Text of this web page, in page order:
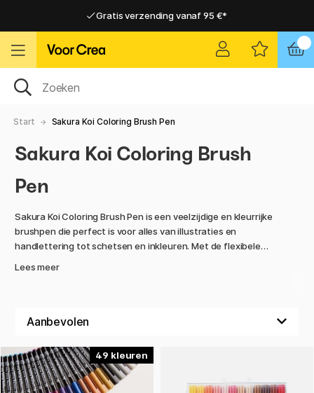
Gratis verzending vanaf 95 €*
Gratis verzending vanaf 95 €*
Start Sakura Koi Coloring Brush Pen
Sakura Koi Coloring Brush
Pen
Sakura Koi Coloring Brush Pen is een veelzijdige en kleurrijke
brushpen die perfect is voor alles van illustraties en
handlettering tot schetsen en inkleuren. Met de flexibele
De kleuren zijn op waterbasis en kunnen met elkaar worden
overgangen en aquarelachtige effecten te creëren. Dit
maakt ze een populaire keuze onder kunstenaars,
illustratoren, ontwerpers en hobbyisten wereldwijd.
Lees meer
49